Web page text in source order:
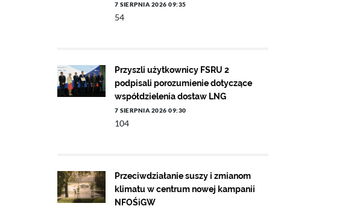
7 SIERPNIA 2026 09:35
54
Przyszli użytkownicy FSRU 2
podpisali porozumienie dotyczące
współdzielenia dostaw LNG
7 SIERPNIA 2026 09:30
104
Przeciwdziałanie suszy i zmianom
klimatu w centrum nowej kampanii
NFOŚiGW